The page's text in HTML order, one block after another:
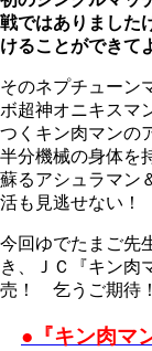
戦ではありました
けることができて
そのネプチューン
ボ超神オニキスマ
つくキン肉マンの
半分機械の身体を
蘇るアシュラマン
活も見逃せない！
今回ゆでたまご先
き、ＪＣ『キン肉
売！ 乞うご期待！
●『キン肉マ